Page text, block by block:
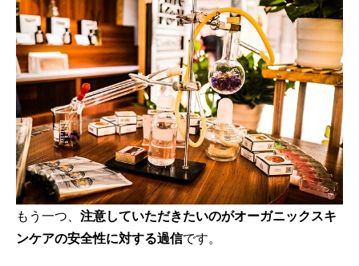
もう一つ、 注意していただきたいのがオーガニックスキ
ンケアの安全性に対する過信です。